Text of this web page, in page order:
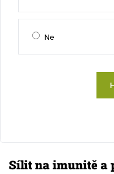
Ne
Sílit na imunitě a